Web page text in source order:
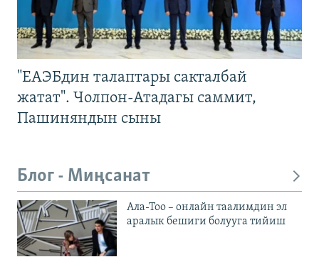
"ЕАЭБдин талаптары сакталбай
жатат". Чолпон-Атадагы саммит,
Пашиняндын сыны
Блог - Миңсанат
Ала-Тоо – онлайн таалимдин эл
аралык бешиги болууга тийиш